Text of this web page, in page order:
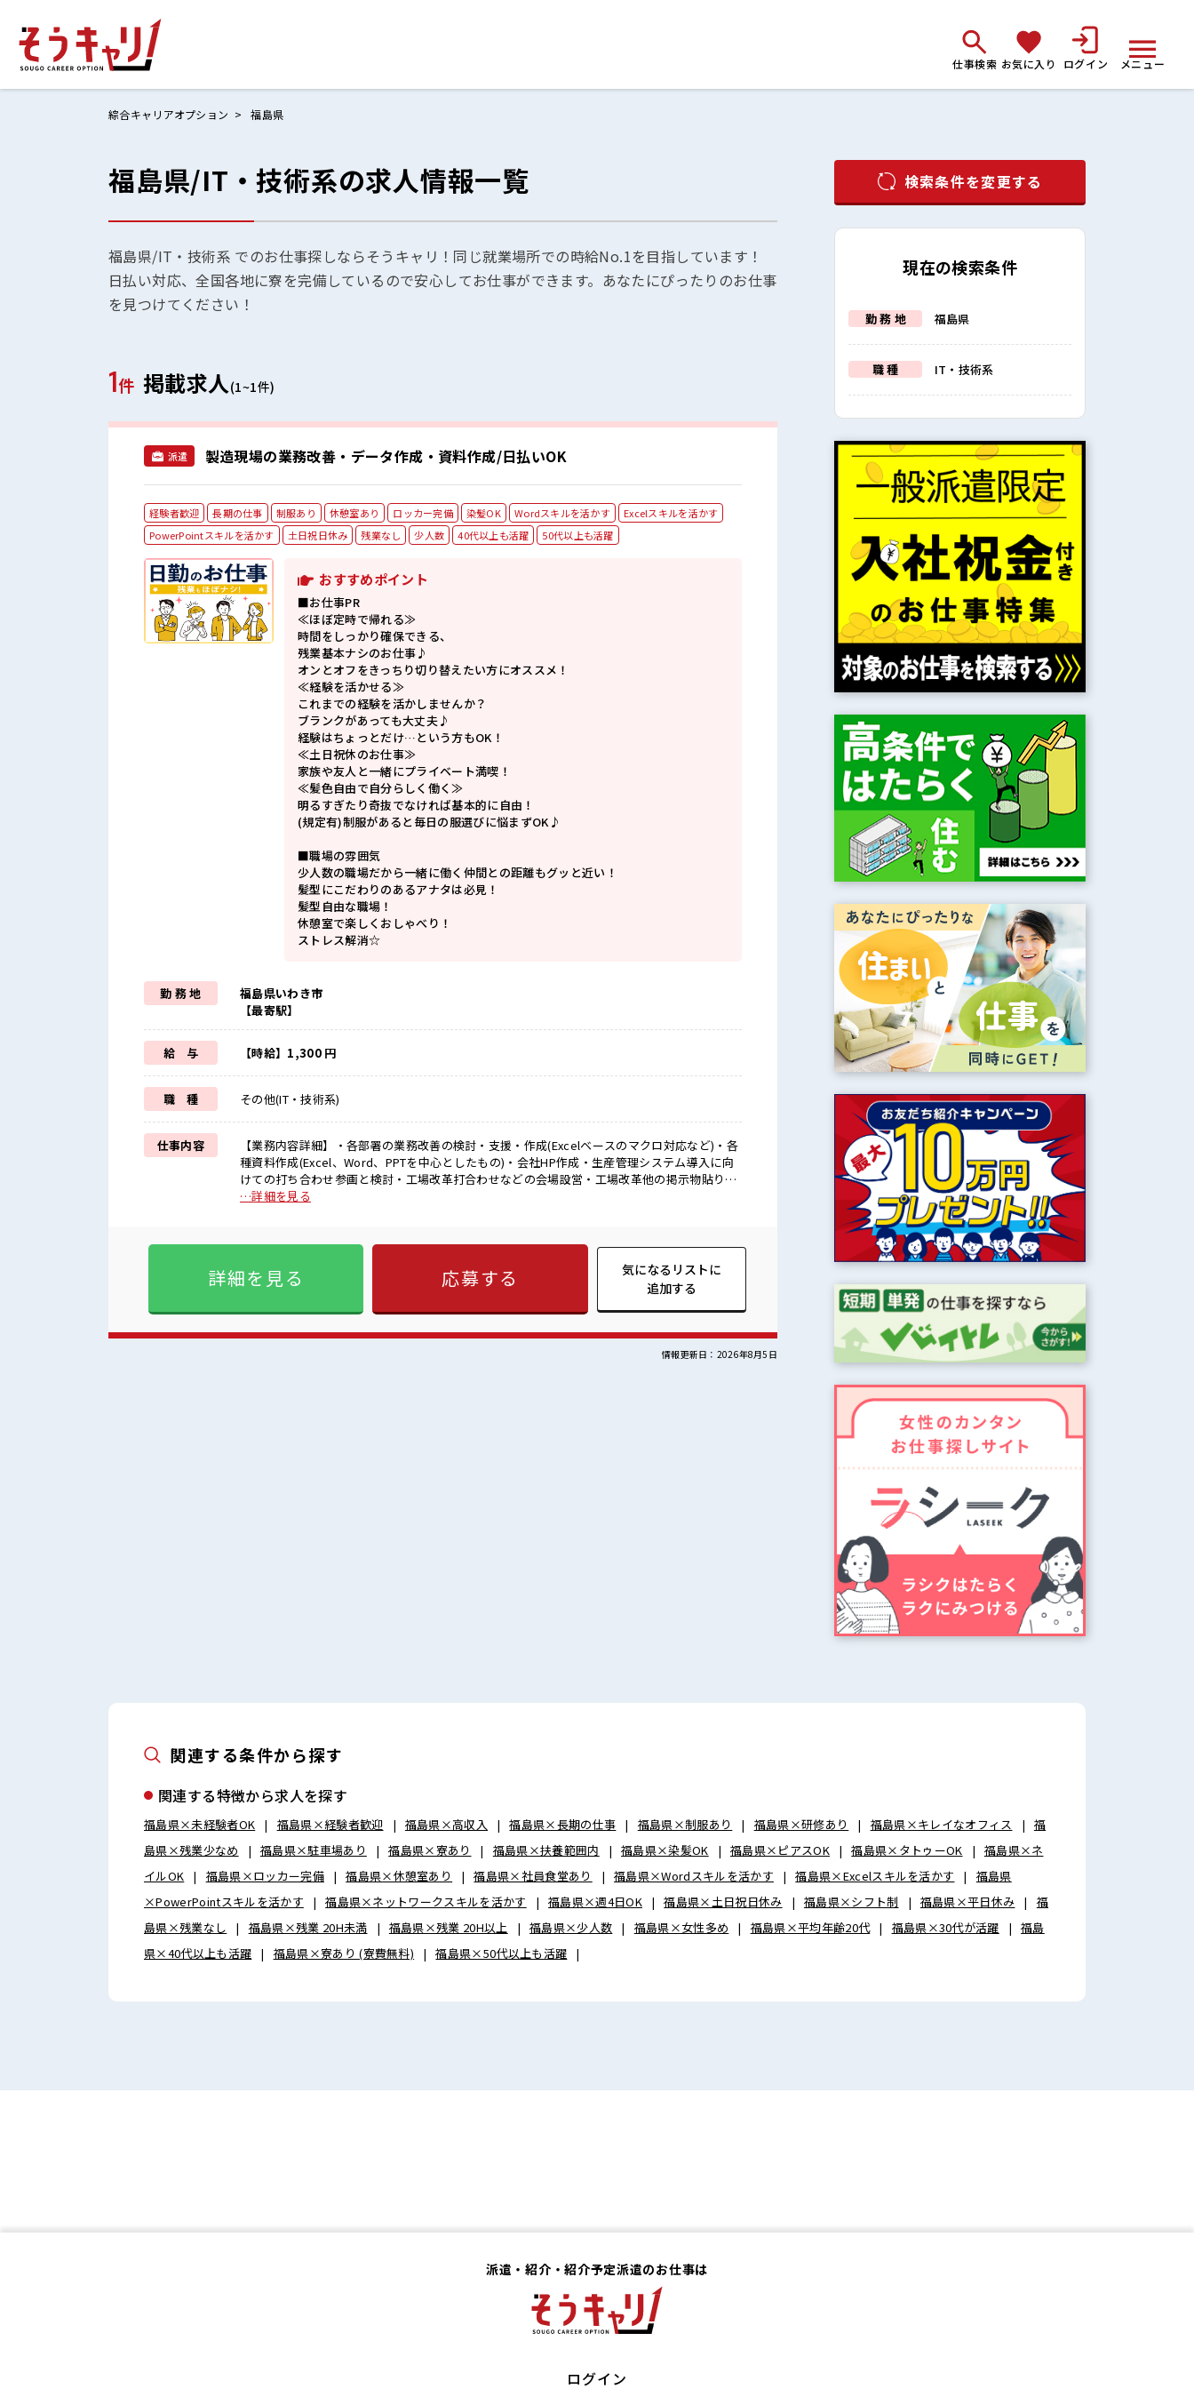
仕事検索 お気に入り ログイン メニュー
ホームにもどる
お気に入りリスト
お問い合わせ
綜合キャリアオプション 福島県
福島県/IT・技術系の求人情報一覧
福島県/IT・技術系 でのお仕事探しならそうキャリ！同じ就業場所での時給No.1を目指しています！
日払い対応、全国各地に寮を完備しているので安心してお仕事ができます。あなたにぴったりのお仕事
を見つけてください！
1件 掲載求人(1~1件)
派遣 製造現場の業務改善・データ作成・資料作成/日払いOK
経験者歓迎 長期の仕事 制服あり 休憩室あり ロッカー完備 染髪OK Wordスキルを活かす
Excelスキルを活かす
PowerPointスキルを活かす
土日祝日休み 残業なし 少人数 40代以上も活躍 50代以上も活躍
おすすめポイント
■お仕事PR
≪ほぼ定時で帰れる≫
時間をしっかり確保できる、
残業基本ナシのお仕事♪
オンとオフをきっちり切り替えたい方にオススメ！
≪経験を活かせる≫
これまでの経験を活かしませんか？
ブランクがあっても大丈夫♪
経験はちょっとだけ…という方もOK！
≪土日祝休のお仕事≫
家族や友人と一緒にプライベート満喫！
≪髪色自由で自分らしく働く≫
明るすぎたり奇抜でなければ基本的に自由！
(規定有)制服があると毎日の服選びに悩まずOK♪
■職場の雰囲気
少人数の職場だから一緒に働く仲間との距離もグッと近い！
髪型にこだわりのあるアナタは必見！
髪型自由な職場！
休憩室で楽しくおしゃべり！
ストレス解消☆
勤 務 地
福島県いわき市
【最寄駅】
給 与 【時給】1,300 円
職 種 その他(IT・技術系)
仕事内容
【業務内容詳細】・各部署の業務改善の検討・支援・作成(Excelベースのマクロ対応など)・各
種資料作成(Excel、Word、PPTを中心としたもの)・会社HP作成・生産管理システム導入に向
けての打ち合わせ参画と検討・工場改革打合わせなどの会場設営・工場改革他の掲示物貼り出
し・各種業務改善の実行(事務系のみ。力仕事は不含。)・就業時間内の従業員参画行事・業務
きっちり切り替えたい方にオススメ！ ≪経験を活かせる≫ これまでの経験を活かしません
か？ ブランクがあっても大丈夫♪ 経験はちょっとだけ…という方もOK！ ≪土日祝休のお仕事
≫ 家族や友人と一緒にプライベート満喫！ ≪髪色自由で自分らしく働く≫ 明るすぎたり奇抜
でなければ基本的に自由！ (規定有)制服があると毎日の服選びに悩まずOK♪ ■職場の雰囲気
少人数の職場だから一緒に働く仲間との距離もグッと近い！ 髪型にこだわりのあるアナタは必
見！ 髪型自由な職場！ 休憩室で楽しくおしゃべり！ ストレス解消☆
…詳細を見る
詳細を見る 応募する
気になるリストに
追加する
情報更新日：2026年8月5日
検索条件を変更する
現在の検索条件
勤 務 地 福島県
職 種 IT・技術系
関連する条件から探す
関連する特徴から求人を探す
福島県×未経験者OK 福島県×経験者歓迎 福島県×高収入 福島県×長期の仕事 福島県×制服あり 福島県×研修あり 福島県×キレイなオフィス
福
島県×残業少なめ
福島県×駐車場あり 福島県×寮あり 福島県×扶養範囲内 福島県×染髪OK 福島県×ピアスOK 福島県×タトゥーOK
福島県×ネ
イルOK
福島県×ロッカー完備 福島県×休憩室あり 福島県×社員食堂あり 福島県×Wordスキルを活かす 福島県×Excelスキルを活かす
福島県
×PowerPointスキルを活かす
福島県×ネットワークスキルを活かす 福島県×週4日OK 福島県×土日祝日休み 福島県×シフト制 福島県×平日休み
福
島県×残業なし
福島県×残業 20H未満 福島県×残業 20H以上 福島県×少人数 福島県×女性多め 福島県×平均年齢20代 福島県×30代が活躍
福島
県×40代以上も活躍
福島県×寮あり (寮費無料) 福島県×50代以上も活躍
派遣・紹介・紹介予定派遣のお仕事は
ログイン